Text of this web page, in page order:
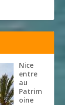
Nice
entre
au
Patrim
oine